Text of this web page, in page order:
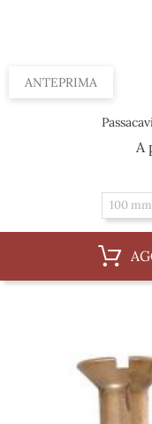
ANTEPRIMA
A
100 mm